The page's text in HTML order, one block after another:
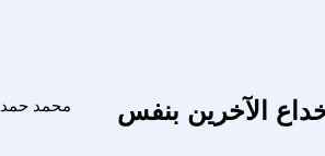
محمد حمد
الآخرين بنفس